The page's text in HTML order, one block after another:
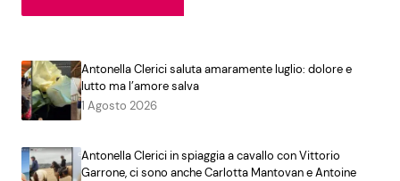
Antonella Clerici saluta amaramente luglio: dolore e
lutto ma l’amore salva
1 Agosto 2026
Antonella Clerici in spiaggia a cavallo con Vittorio
Garrone, ci sono anche Carlotta Mantovan e Antoine